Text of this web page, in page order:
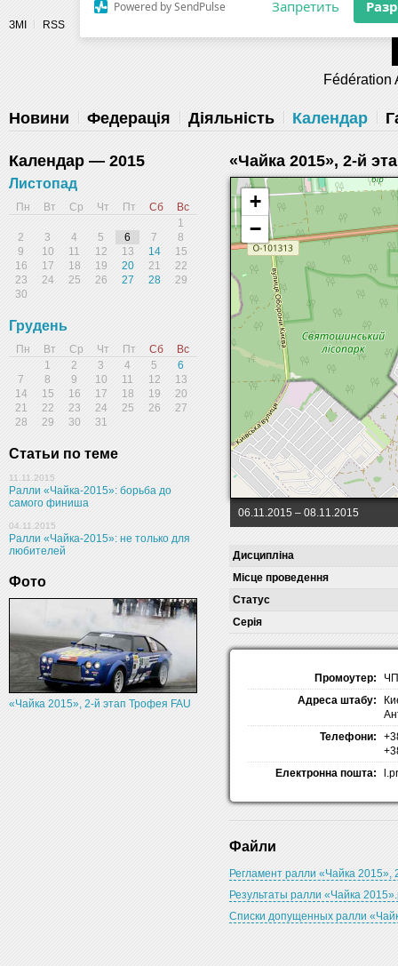
Разрешите сайту fau.ua отправлять
уведомления на рабочий стол
ЗМІ RSS
Fédération
Новини Федерація Діяльність Календар
Календар — 2015
Листопад
Пн Вт Ср Чт Пт Сб
Вс
1
2
3 4 5 6 7
8
9
10 11 12 13 14
15
16
17 18 19 20 21
22
23
24 25 26 27 28
29
30
Грудень
Пн Вт Ср Чт Пт Сб
Вс
1
2 3 4 5
6
7
8 9 10 11 12
13
14
15 16 17 18 19
20
21
22 23 24 25 26
27
28
29 30 31
Статьи по теме
11.11.2015
Ралли «Чайка-2015»: борьба до
самого финиша
04.11.2015
Ралли «Чайка-2015»: не только для
любителей
Фото
«Чайка 2015», 2-й этап Трофея FAU
«Чайка 2015», 2-й
+
−
06.11.2015 – 08.11.2015
Дисципліна
Місце проведення
Статус
Серія
Промоутер:
Адреса штабу:
Телефони:
Електронна пошта:
Файли
Регламент ралли «Чайка 2015»,
Результаты ралли «Чайка
Списки допущенных ралли